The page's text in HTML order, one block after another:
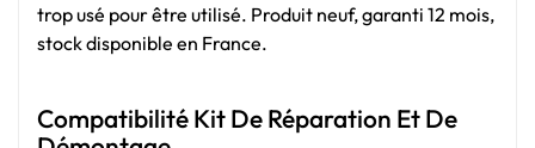
trop usé pour être utilisé. Produit neuf, garanti 12 mois,
stock disponible en France.
Compatibilité Kit De Réparation Et De